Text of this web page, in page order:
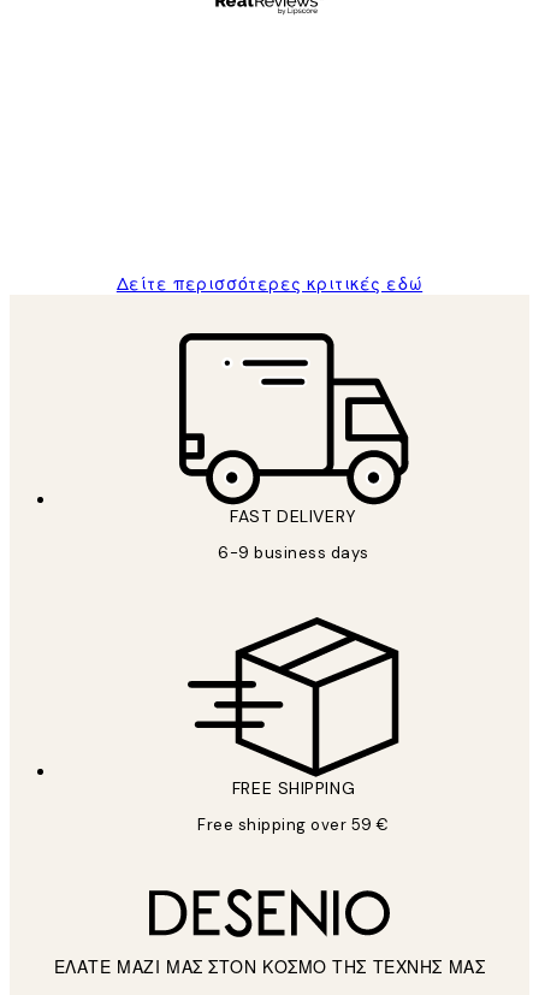
Δείτε περισσότερες κριτικές εδώ
FAST DELIVERY
6-9 business days
FREE SHIPPING
Free shipping over 59 €
ΕΛΑΤΕ ΜΑΖΙ ΜΑΣ ΣΤΟΝ ΚΟΣΜΟ ΤΗΣ ΤΕΧΝΗΣ ΜΑΣ